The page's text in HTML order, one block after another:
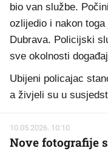
bio van službe.
ozlijedio i nakon
Dubrava. Policijski
sve okolnosti
Ubijeni policajac
a živjeli su u
10.05.2026. 10:10
Nove fotografije